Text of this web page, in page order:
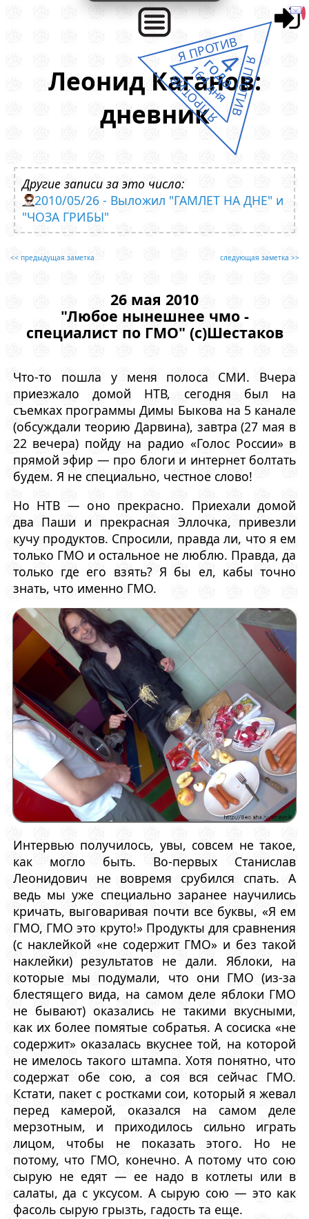
Леонид Каганов:
дневник
Другие записи за это число:
2010/05/26 - Выложил "ГАМЛЕТ НА ДНЕ" и
"ЧОЗА ГРИБЫ"
<< предыдущая заметка следующая заметка >>
26 мая 2010
"Любое нынешнее чмо -
специалист по ГМО" (с)Шестаков
Что-то пошла у меня полоса СМИ. Вчера
приезжало домой НТВ, сегодня был на
съемках программы Димы Быкова на 5 канале
(обсуждали теорию Дарвина), завтра (27 мая в
22 вечера) пойду на радио «Голос России» в
прямой эфир — про блоги и интернет болтать
будем. Я не специально, честное слово!
Но НТВ — оно прекрасно. Приехали домой
два Паши и прекрасная Эллочка, привезли
кучу продуктов. Спросили, правда ли, что я ем
только ГМО и остальное не люблю. Правда, да
только где его взять? Я бы ел, кабы точно
знать, что именно ГМО.
Интервью получилось, увы, совсем не такое,
как могло быть. Во-первых Станислав
Леонидович не вовремя срубился спать. А
ведь мы уже специально заранее научились
кричать, выговаривая почти все буквы, «Я ем
ГМО, ГМО это круто!» Продукты для сравнения
(с наклейкой «не содержит ГМО» и без такой
наклейки) результатов не дали. Яблоки, на
которые мы подумали, что они ГМО (из-за
блестящего вида, на самом деле яблоки ГМО
не бывают) оказались не такими вкусными,
как их более помятые собратья. А сосиска «не
содержит» оказалась вкуснее той, на которой
не имелось такого штампа. Хотя понятно, что
содержат обе сою, а соя вся сейчас ГМО.
Кстати, пакет с ростками сои, который я жевал
перед камерой, оказался на самом деле
мерзотным, и приходилось сильно играть
лицом, чтобы не показать этого. Но не
потому, что ГМО, конечно. А потому что сою
сырую не едят — ее надо в котлеты или в
салаты, да с уксусом. А сырую сою — это как
фасоль сырую грызть, гадость та еще.
Я ПРОТИВ
Я ПРОТИВ
Я ПРОТИВ
4
года
164 дня